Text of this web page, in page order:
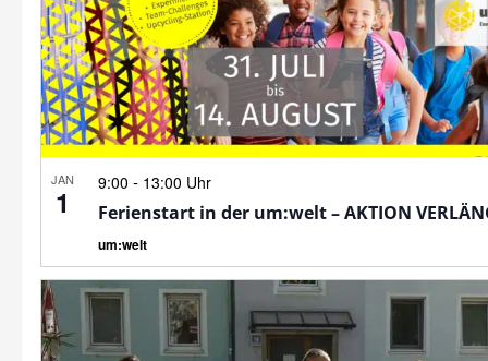
JAN
1
9:00 - 13:00 Uhr
Ferienstart in der um:welt – AKTION
um:welt